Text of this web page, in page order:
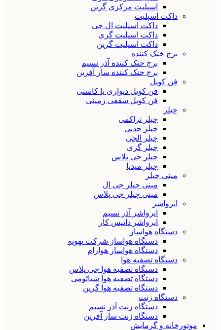
اسپلیت مرکزی گرین
داکت اسپلیت
داکت اسپلیت ال جی
داکت اسپلیت گری
داکت اسپلیت گرین
برج خنک کننده
برج خنک کننده آذر نسیم
برج خنک کننده سار آفرین
فن کویل
فن کویل دیواری یا کاستی
فن کویل سقفی زمینی
چیلر
چیلر تراکمی
چیلر جذبی
چیلر الجی
چیلر گری
چیلر جی پلاس
چیلر میدیا
مینی چیلر
مینی چیلر جی ال
مینی چیلر جی پلاس
ایرواشر
ایرواشر آذر نسیم
ایرواشر داتیس کار
دستگاه هواساز
دستگاه هواساز شرکت تهویه
دستگاه هواساز هوارام
دستگاه تصفیه هوا
دستگاه تصفیه هوا جی پلاس
دستگاه تصفیه هوا شیائومی
دستگاه تصفیه هوا گرین
دستگاه زنت
دستگاه زنت آذر نسیم
دستگاه زنت سار آفرین
موتورخانه و گرمایش